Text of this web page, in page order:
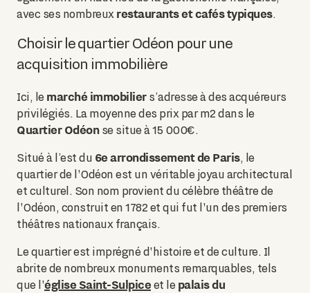
avec ses nombreux restaurants et cafés typiques.
Choisir le quartier Odéon pour une
acquisition immobilière
Ici, le marché immobiliers’adresse à des acquéreurs
privilégiés. La moyenne des prix par m2 dans le
Quartier Odéon se situe à 15 000€.
Situé à l’est du 6e arrondissement de Paris, le
quartier de l'Odéon est un véritable joyau architectural
et culturel. Son nom provient du célèbre théâtre de
l'Odéon, construit en 1782 et qui fut l'un des premiers
théâtres nationaux français.
Le quartier est imprégné d'histoire et de culture. Il
abrite de nombreux monuments remarquables, tels
que l'église Saint-Sulpiceet le palais du